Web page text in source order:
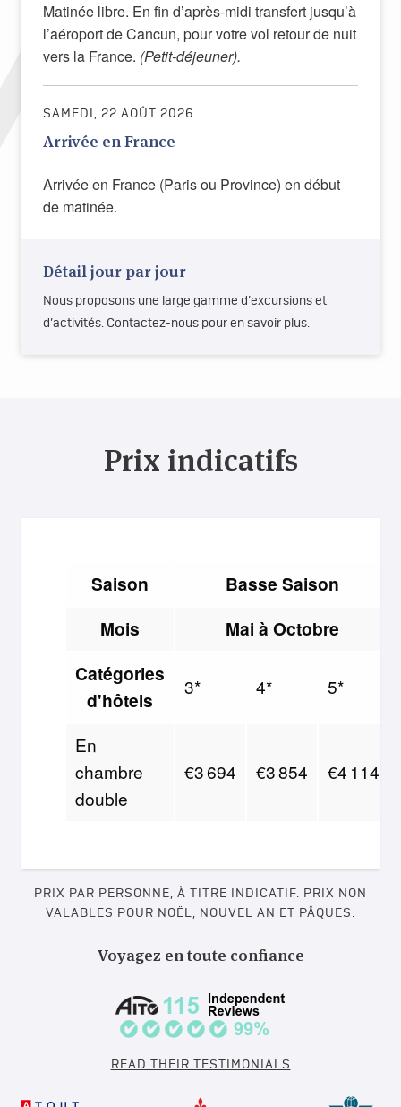
Matinée libre. En fin d’après-midi transfert jusqu’à
l’aéroport de Cancun, pour votre vol retour de nuit
vers la France. (Petit-déjeuner).
SAMEDI, 22 AOÛT 2026
Arrivée en France
Arrivée en France (Paris ou Province) en début
de matinée.
Détail jour par jour
Nous proposons une large gamme d’excursions et
d’activités. Contactez-nous pour en savoir plus.
Prix indicatifs
Saison
Basse Saison
Mois
Mai à Octobre
Catégories
d'hôtels
3* 4* 5*
En
chambre
double
€3 694 €3 854 €4 114
PRIX PAR PERSONNE, À TITRE INDICATIF. PRIX NON
VALABLES POUR NOËL, NOUVEL AN ET PÂQUES.
Voyagez en toute confiance
READ THEIR TESTIMONIALS